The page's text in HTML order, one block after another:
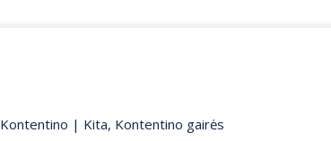
Kontentino | Kita, Kontentino gairės